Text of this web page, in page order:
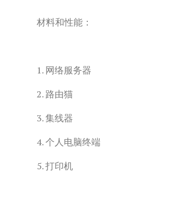
材料和性能：
1. 网络服务器
2. 路由猫
3. 集线器
4. 个人电脑终端
5. 打印机